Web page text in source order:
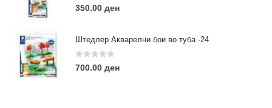
0out of 5
350.00 ден
Штедлер Акварелни бои во туба -24
0out of 5
700.00 ден